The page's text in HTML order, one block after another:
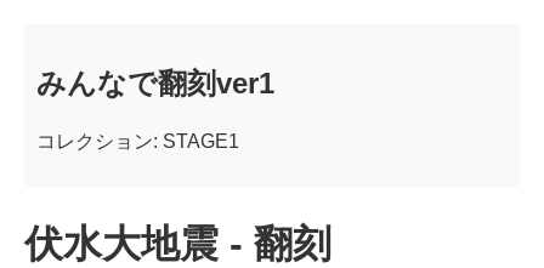
みんなで翻刻ver1
コレクション: STAGE1
伏水大地震 - 翻刻